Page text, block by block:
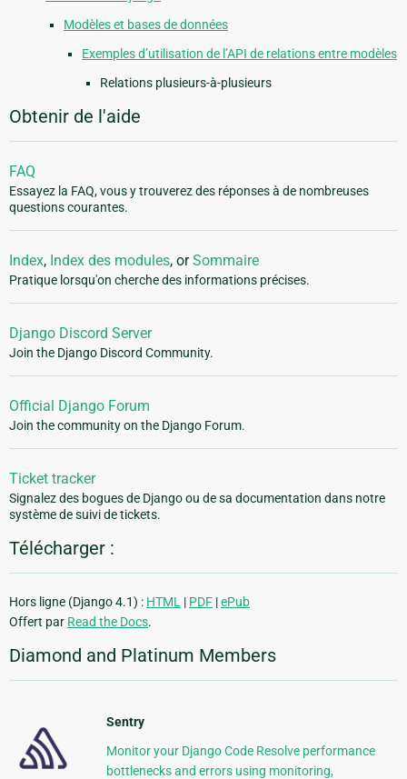
Modèles et bases de données
Exemples d’utilisation de l’API de relations entre modèles
Relations plusieurs-à-plusieurs
Obtenir de l'aide
FAQ
Essayez la FAQ, vous y trouverez des réponses à de nombreuses
questions courantes.
Index, Index des modules, orSommaire
Pratique lorsqu'on cherche des informations précises.
Django Discord Server
Join the Django Discord Community.
Official Django Forum
Join the community on the Django Forum.
Ticket tracker
Signalez des bogues de Django ou de sa documentation dans notre
système de suivi de tickets.
Télécharger :
Hors ligne (Django 4.1) : HTML | PDF |ePub
Offert par Read the Docs.
Diamond and Platinum Members
Sentry
Monitor your Django Code Resolve performance
bottlenecks and errors using monitoring,